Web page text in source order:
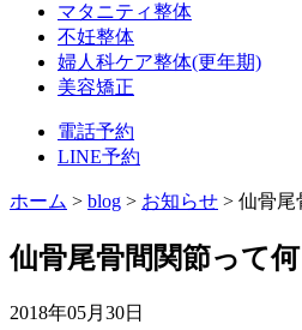
マタニティ整体
不妊整体
婦人科ケア整体(更年期)
美容矯正
電話予約
LINE予約
ホーム > blog > お知らせ > 仙骨尾
仙骨尾骨間関節って何
2018年05月30日